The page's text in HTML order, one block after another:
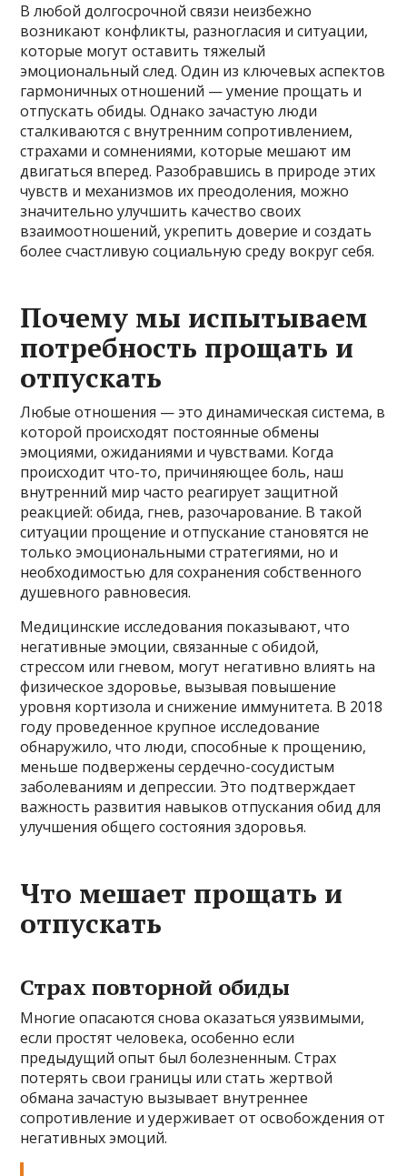
В любой долгосрочной связи неизбежно
возникают конфликты, разногласия и ситуации,
которые могут оставить тяжелый
эмоциональный след. Один из ключевых аспектов
гармоничных отношений — умение прощать и
отпускать обиды. Однако зачастую люди
сталкиваются с внутренним сопротивлением,
страхами и сомнениями, которые мешают им
двигаться вперед. Разобравшись в природе этих
чувств и механизмов их преодоления, можно
значительно улучшить качество своих
взаимоотношений, укрепить доверие и создать
более счастливую социальную среду вокруг себя.
Почему мы испытываем
потребность прощать и
отпускать
Любые отношения — это динамическая система, в
которой происходят постоянные обмены
эмоциями, ожиданиями и чувствами. Когда
происходит что-то, причиняющее боль, наш
внутренний мир часто реагирует защитной
реакцией: обида, гнев, разочарование. В такой
ситуации прощение и отпускание становятся не
только эмоциональными стратегиями, но и
необходимостью для сохранения собственного
душевного равновесия.
Медицинские исследования показывают, что
негативные эмоции, связанные с обидой,
стрессом или гневом, могут негативно влиять на
физическое здоровье, вызывая повышение
уровня кортизола и снижение иммунитета. В 2018
году проведенное крупное исследование
обнаружило, что люди, способные к прощению,
меньше подвержены сердечно-сосудистым
заболеваниям и депрессии. Это подтверждает
важность развития навыков отпускания обид для
улучшения общего состояния здоровья.
Что мешает прощать и
отпускать
Страх повторной обиды
Многие опасаются снова оказаться уязвимыми,
если простят человека, особенно если
предыдущий опыт был болезненным. Страх
потерять свои границы или стать жертвой
обмана зачастую вызывает внутреннее
сопротивление и удерживает от освобождения от
негативных эмоций.